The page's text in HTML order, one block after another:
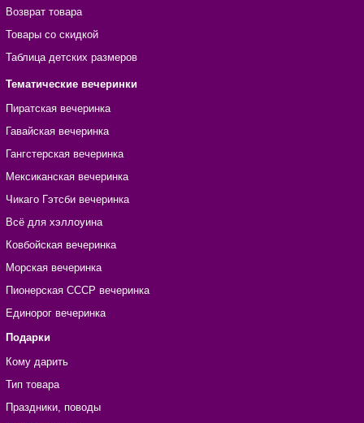
Возврат товара
Товары со скидкой
Таблица детских размеров
Тематические вечеринки
Пиратская вечеринка
Гавайская вечеринка
Гангстерская вечеринка
Мексиканская вечеринка
Чикаго Гэтсби вечеринка
Всё для хэллоуина
Ковбойская вечеринка
Морская вечеринка
Пионерская СССР вечеринка
Единорог вечеринка
Подарки
Кому дарить
Тип товара
Праздники, поводы